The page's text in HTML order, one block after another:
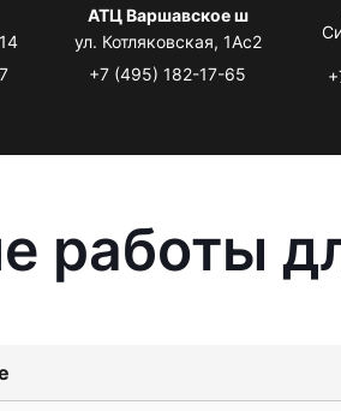
АТЦ Варшавское ш
ул. Котляковская, 1Ас2
+7 (495) 182-17-65
работы